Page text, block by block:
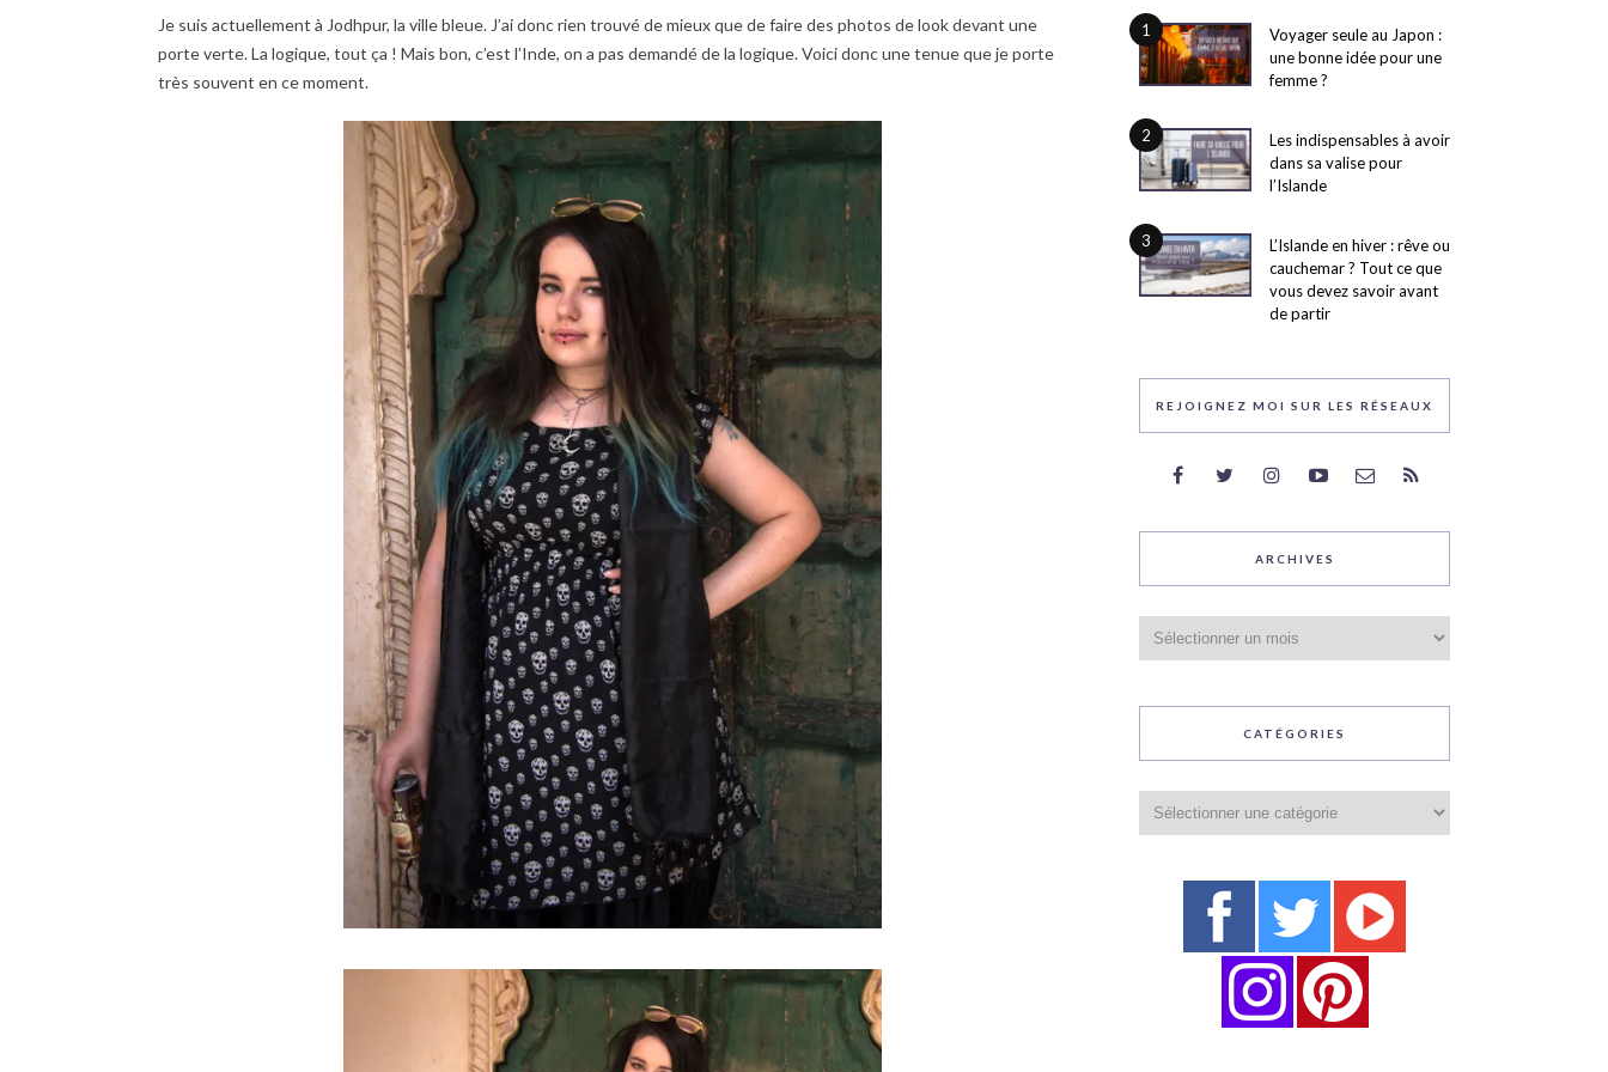
Je suis actuellement à Jodhpur, la ville bleue. J’ai donc rien trouvé de mieux que de faire des photos de look devant une
porte verte. La logique, tout ça ! Mais bon, c’est l’Inde, on a pas demandé de la logique. Voici donc une tenue que je porte
très souvent en ce moment.
1
Voyager seule au Japon :
une bonne idée pour une
femme ?
2
Les indispensables à avoir
dans sa valise pour
l’Islande
3
L’Islande en hiver : rêve ou
cauchemar ? Tout ce que
vous devez savoir avant
de partir
REJOIGNEZ MOI SUR LES RÉSEAUX
ARCHIVES
CATÉGORIES